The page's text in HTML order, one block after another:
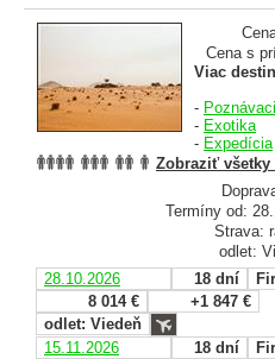
Cena s
Viac
-
- Exotika
- Expedícia
Zobraziť všetky
Termíny od:
Strava:
odlet:
28.10.2026
18 dní
8 014 €
+1 847 €
odlet: Viedeň
15.11.2026
18 dní